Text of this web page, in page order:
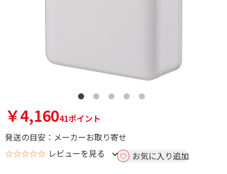
￥4,16041ポイント
発送の目安：メーカーお取り寄せ
☆☆☆☆☆ レビューを見る お気に入り追加